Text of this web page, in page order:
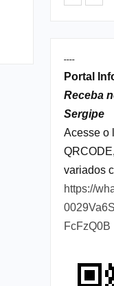
----
Portal
Receba
Sergipe
Acesse o
variados
https://
FcFzQ0B